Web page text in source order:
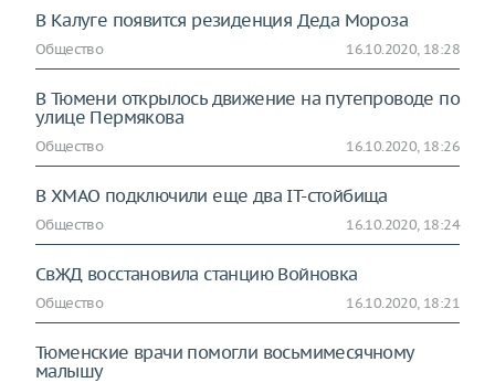
В Калуге появится резиденция Деда Мороза
Общество 16.10.2020, 18:28
В Тюмени открылось движение на путепроводе по
улице Пермякова
Общество 16.10.2020, 18:26
В ХМАО подключили еще два IT-стойбища
Общество 16.10.2020, 18:24
СвЖД восстановила станцию Войновка
Общество 16.10.2020, 18:21
Тюменские врачи помогли восьмимесячному
малышу